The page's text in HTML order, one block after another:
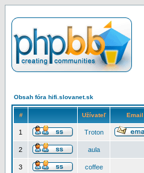
Obsah fóra hifi.slovanet.sk
# Užívateľ Email
1 Troton
2 aula
3 coffee